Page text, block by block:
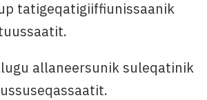
tatigeqatigiiffiunissaanik
allaneersunik suleqatinik